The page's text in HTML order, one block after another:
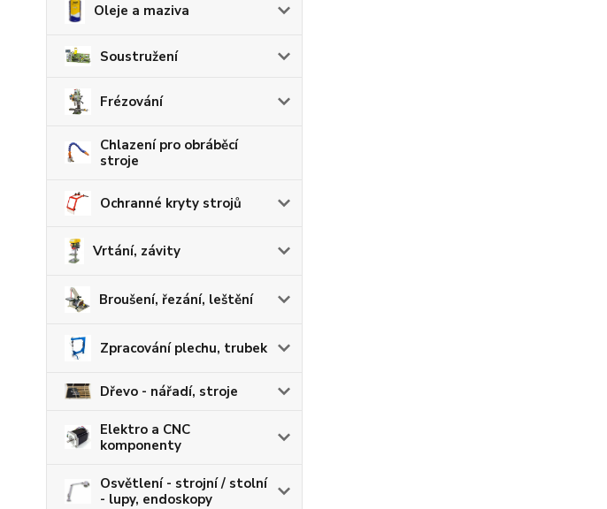
Oleje a maziva
Soustružení
Frézování
Chlazení pro obráběcí
stroje
Ochranné kryty strojů
Vrtání, závity
Broušení, řezání, leštění
Zpracování plechu, trubek
Dřevo - nářadí, stroje
Elektro a CNC
komponenty
Osvětlení - strojní / stolní
- lupy, endoskopy